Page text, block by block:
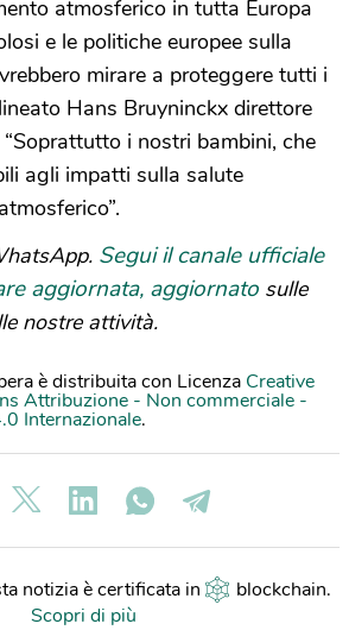
atmosferico in tutta Europa
e le politiche europee sulla
mirare a proteggere tutti i
Hans Bruyninckx direttore
“Soprattutto i nostri bambini, che
agli impatti sulla salute
Segui il canale ufficiale
aggiornata, aggiornato sulle
nostre attività.
è distribuita con Licenza Creative
Attribuzione - Non commerciale -
Internazionale.
notizia è certificata in blockchain.
Scopri di più